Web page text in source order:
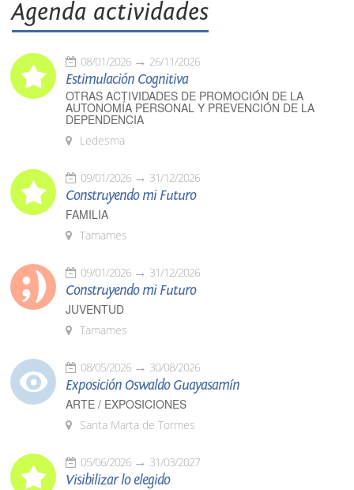
Agenda actividades
08/01/2026 26/11/2026
Estimulación Cognitiva
OTRAS ACTIVIDADES DE PROMOCIÓN DE LA
AUTONOMÍA PERSONAL Y PREVENCIÓN DE LA
DEPENDENCIA
Ledesma
09/01/2026 31/12/2026
Construyendo mi Futuro
FAMILIA
Tamames
09/01/2026 31/12/2026
Construyendo mi Futuro
JUVENTUD
Tamames
08/05/2026 30/08/2026
Exposición Oswaldo Guayasamín
ARTE / EXPOSICIONES
Santa Marta de Tormes
05/06/2026 31/03/2027
Visibilizar lo elegido